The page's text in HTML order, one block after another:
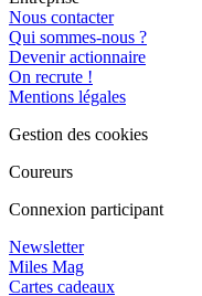
Nous contacter
Qui sommes-nous ?
Devenir actionnaire
On recrute !
Mentions légales
Gestion des cookies
Coureurs
Connexion participant
Newsletter
Miles Mag
Cartes cadeaux